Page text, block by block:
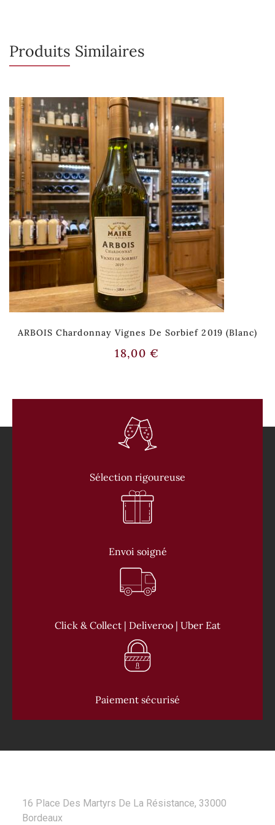
Produits Similaires
Rupture de stock
ARBOIS Chardonnay Vignes De Sorbief 2019 (Blanc)
18,00€
Sélection rigoureuse
Envoi soigné
Click & Collect | Deliveroo | Uber Eat
Paiement sécurisé
16 Place Des Martyrs De La Résistance, 33000
Bordeaux